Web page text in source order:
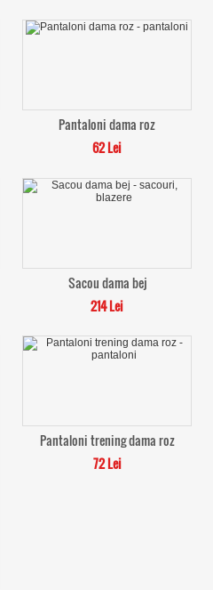
Pantaloni dama roz
62 Lei
Sacou dama bej
214 Lei
Pantaloni trening dama roz
72 Lei